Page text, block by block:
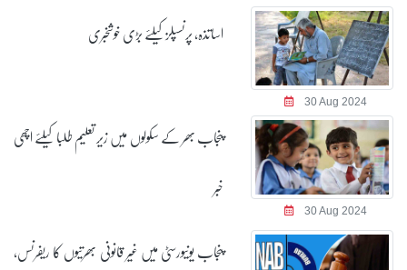
30 Aug 2024
اساتذہ، پرنسپلز کیلئے بڑی خوشخبری
30 Aug 2024
پنجاب بھر کے سکولوں میں زیر تعلیم طلبا کیلئے اچھی
خبر
پنجاب یونیورسٹی میں غیر قانونی بھرتیوں کا ریفرنس،